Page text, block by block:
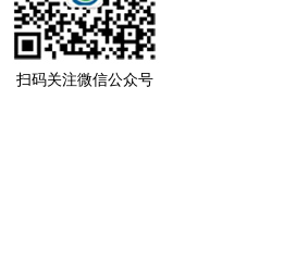
扫码关注微信公众号